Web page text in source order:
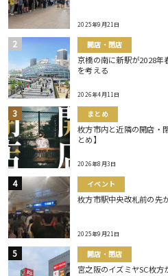
2025年9月21日
開店・閉店
京橋の南に新駅が2028年
を考える
2026年4月11日
まとめ
枚方市内と近隣の開店・
とめ】
2026年8月3日
イベント
枚方市駅中央改札前の先
2025年9月21日
開店・閉店
宮之阪のイズミヤSC枚方